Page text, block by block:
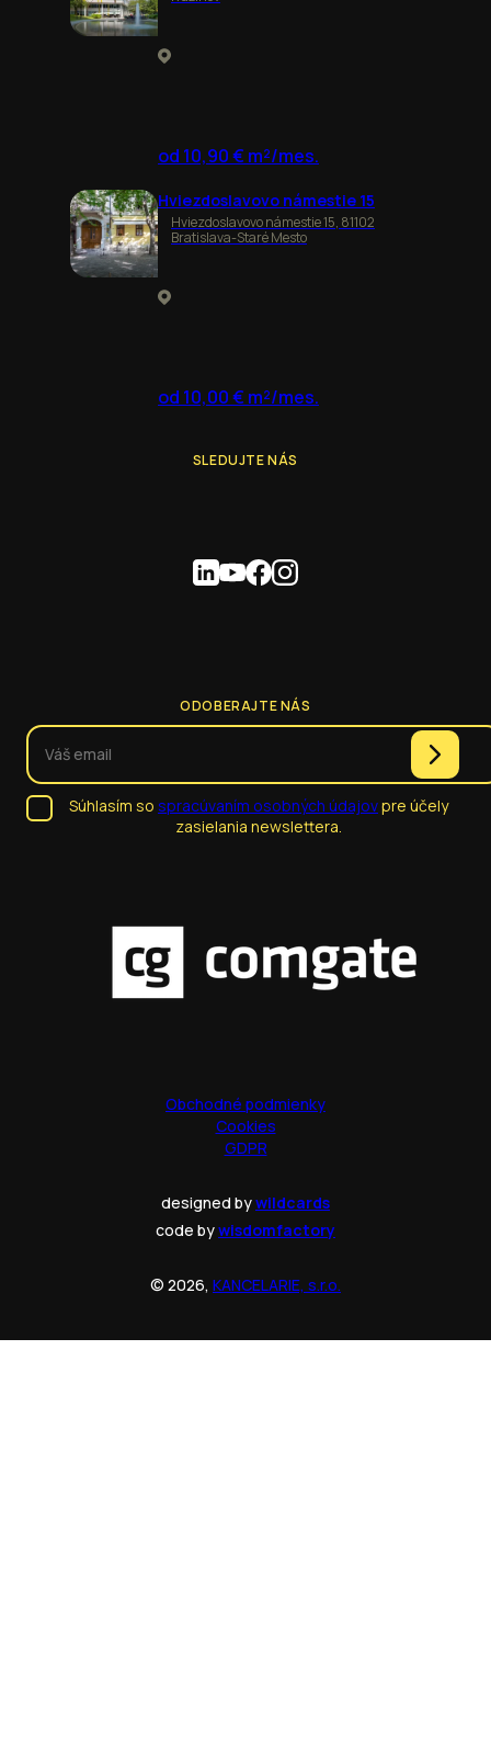
od 10,90 € m²/mes.
Hviezdoslavovo námestie 15
Hviezdoslavovo námestie 15, 81102
Bratislava-Staré Mesto
od 10,00 € m²/mes.
SLEDUJTE NÁS
ODOBERAJTE NÁS
Súhlasím so spracúvaním osobných údajovpre účely
zasielania newslettera.
Obchodné podmienky
Cookies
GDPR
designed bywildcards
code bywisdomfactory
© 2026, KANCELARIE, s.r.o.